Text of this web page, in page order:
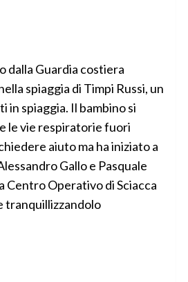
dalla Guardia costiera
spiaggia di Timpi Russi, un
spiaggia. Il bambino si
le vie respiratorie fuori
aiuto ma ha iniziato a
Gallo e Pasquale
Centro Operativo di Sciacca
tranquillizzandolo